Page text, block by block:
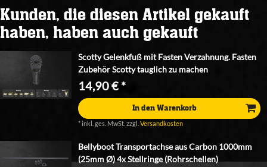
Kunden, die diesen Artikel gekauft
haben, haben auch gekauft
Scotty Gelenkfuß mit Fasten Verzahnung. Fasten
Zubehör Scotty tauglich zu machen
14,90 € *
In den Warenkorb
*inkl. ges. MwSt. zzgl.Versandkosten
Bellyboot Transportachse aus Carbon 1000mm
(25mm Ø) 4x Stellringe (Rohrschellen)